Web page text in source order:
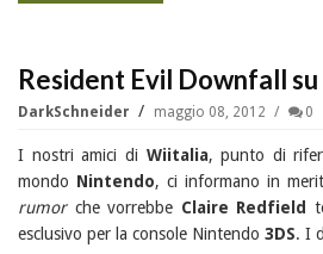
Resident Evil Downfall su
DarkSchneider maggio 08, 2012 0
I nostri amici di Wiitalia, punto di
mondo Nintendo, ci informano in
rumorche vorrebbe Claire Redfield
esclusivo per la console Nintendo 3DS. I